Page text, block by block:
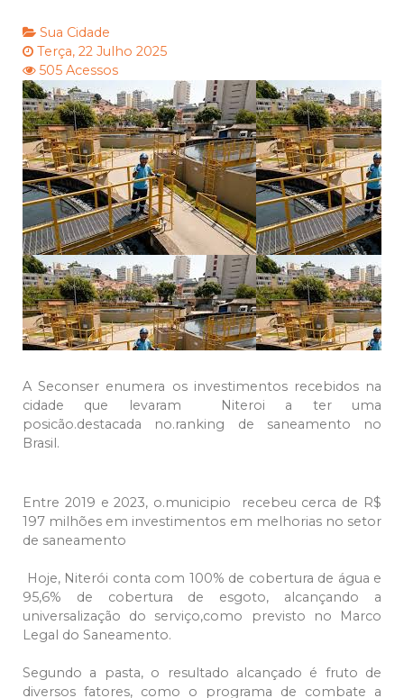
Sua Cidade
Terça, 22 Julho 2025
505 Acessos
A Seconser enumera os investimentos recebidos na
cidade que levaram Niteroi a ter uma
posicão.destacada no.ranking de saneamento no
Brasil.
Entre 2019 e 2023, o.municipio recebeu cerca de R$
197 milhões em investimentos em melhorias no setor
de saneamento
Hoje, Niterói conta com 100% de cobertura de água e
95,6% de cobertura de esgoto, alcançando a
universalização do serviço,como previsto no Marco
Legal do Saneamento.
Segundo a pasta, o resultado alcançado é fruto de
diversos fatores, como o programa de combate a